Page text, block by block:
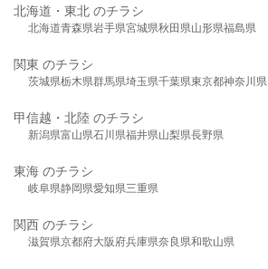
北海道・東北 のチラシ
北海道青森県岩手県宮城県秋田県山形県福島県
関東 のチラシ
茨城県栃木県群馬県埼玉県千葉県東京都神奈川県
甲信越・北陸 のチラシ
新潟県富山県石川県福井県山梨県長野県
東海 のチラシ
岐阜県静岡県愛知県三重県
関西 のチラシ
滋賀県京都府大阪府兵庫県奈良県和歌山県